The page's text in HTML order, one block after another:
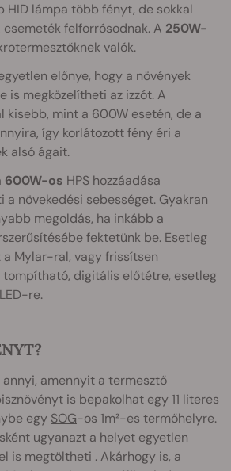
HID lámpa több fényt, de sokkal
felforrósodnak. A 250W-
valók.
előnye, hogy a növények
megközelítheti az izzót. A
kisebb, mint a 600W esetén, de a
így korlátozott fény éri a
alsó ágait.
600W-os HPS hozzáadása
a növekedési sebességet. Gyakran
megoldás, ha inkább a
fektetünk be. Esetleg
Mylar-ral, vagy frissítsen
digitális előtétre, esetleg
re.
amennyit a termesztő
is bepakolhat egy 11 literes
egy SOG-os 1m²-es termőhelyre.
ugyanazt a helyet egyetlen
is megtöltheti . Akárhogy is, a